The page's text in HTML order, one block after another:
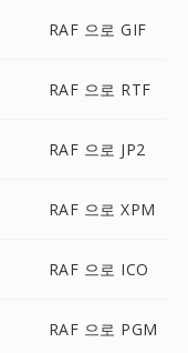
RAF 으로 GIF
RAF 으로 RTF
RAF 으로 JP2
RAF 으로 XPM
RAF 으로 ICO
RAF 으로 PGM